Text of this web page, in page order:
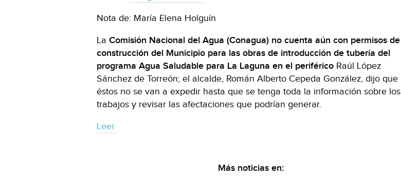
Nota de: María Elena Holguín
La Comisión Nacional del Agua (Conagua) no cuenta aún con permisos de
construcción del Municipio para las obras de introducción de tubería del
programa Agua Saludable para La Laguna en el periférico Raúl López
Sánchez de Torreón; el alcalde, Román Alberto Cepeda González, dijo que
éstos no se van a expedir hasta que se tenga toda la información sobre los
trabajos y revisar las afectaciones que podrían generar.
Leer.
Más noticias en: